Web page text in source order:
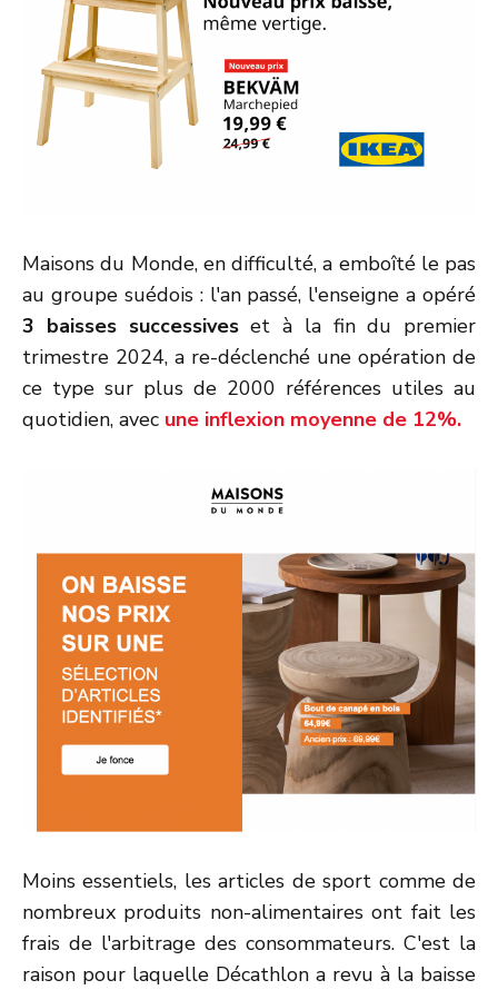
Maisons du Monde, en difficulté, a emboîté le pas
au groupe suédois : l'an passé, l'enseigne a opéré
3 baisses successiveset à la fin du premier
trimestre 2024, a re-déclenché une opération de
ce type sur plus de 2000 références utiles au
quotidien, avec une inflexion moyenne de 12%.
Moins essentiels, les articles de sport comme de
nombreux produits non-alimentaires ont fait les
frais de l'arbitrage des consommateurs. C'est la
raison pour laquelle Décathlon a revu à la baisse